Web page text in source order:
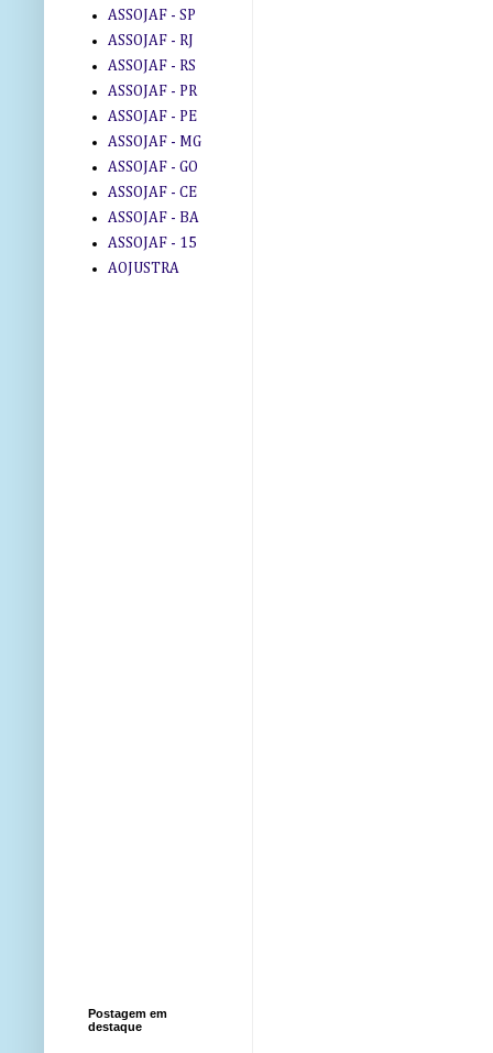
ASSOJAF - SP
ASSOJAF - RJ
ASSOJAF - RS
ASSOJAF - PR
ASSOJAF - PE
ASSOJAF - MG
ASSOJAF - GO
ASSOJAF - CE
ASSOJAF - BA
ASSOJAF - 15
AOJUSTRA
Postagem em
destaque